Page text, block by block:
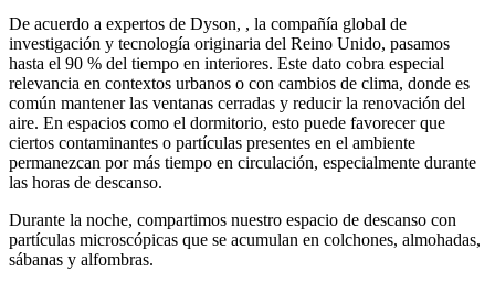
De acuerdo a expertos de Dyson, , la compañía global de
investigación y tecnología originaria del Reino Unido, pasamos
hasta el 90 % del tiempo en interiores. Este dato cobra especial
relevancia en contextos urbanos o con cambios de clima, donde es
común mantener las ventanas cerradas y reducir la renovación del
aire. En espacios como el dormitorio, esto puede favorecer que
ciertos contaminantes o partículas presentes en el ambiente
permanezcan por más tiempo en circulación, especialmente durante
las horas de descanso.
Durante la noche, compartimos nuestro espacio de descanso con
partículas microscópicas que se acumulan en colchones, almohadas,
sábanas y alfombras.